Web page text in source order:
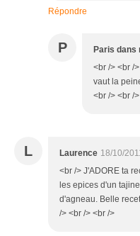
Répondre
P Paris dans
<br /> <br /
vaut la
<br /> <br /
L Laurence 18/10/
<br /> J'ADORE ta
les epices d'un
d'agneau. Belle
/> <br /> <br />